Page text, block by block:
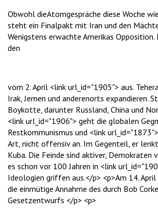
Obwohl dieAtomgespräche diese Woche
steht ein Finalpakt mit Iran und den
Wenigstens erwachte Amerikas Opposition.
den
vom 2. April <link url_id="1905"> aus.
Irak, Jemen und anderenorts expandieren.
Boykotte, darunter Russland, China und
<link url_id="1906"> geht die globalen
Restkommunismus und <link
Art, nicht offensiv an. Im Gegenteil, er
Kuba. Die Feinde sind aktiver, Demokraten
es schon vor 100 Jahren in <link
Ideologien griffen aus.</p> <p>Am 14.
die einmütige Annahme des durch Bob
Gesetzentwurfs </p> <p>